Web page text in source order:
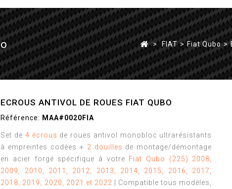
> FIAT > Fiat Qubo >
ECROUS ANTIVOL DE ROUES FIAT QUBO
Référence: MAA#0020FIA
Set de 4 écrous de roues antivol monobloc ultrarésistants
à empreintes codées + 2 douilles de montage/démontage
en acier forgé spécifique à votre Fiat Qubo (225) 2008,
2009, 2010, 2011, 2012, 2013, 2014, 2015, 2016, 2017,
2018, 2019, 2020, 2021 et 2022
| Compatible tous modèles,